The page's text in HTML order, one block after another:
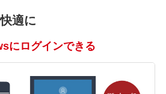
適に
にログインできる